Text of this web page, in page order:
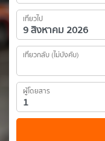
เที่ยวไป
เที่ยวกลับ (ไม่บังคับ)
ผู้โดยสาร